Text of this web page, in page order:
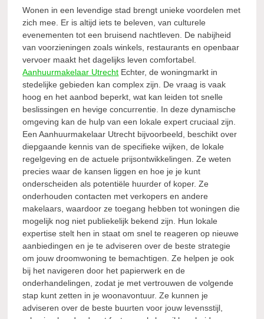
Wonen in een levendige stad brengt unieke voordelen met
zich mee. Er is altijd iets te beleven, van culturele
evenementen tot een bruisend nachtleven. De nabijheid
van voorzieningen zoals winkels, restaurants en openbaar
vervoer maakt het dagelijks leven comfortabel.
Aanhuurmakelaar Utrecht Echter, de woningmarkt in
stedelijke gebieden kan complex zijn. De vraag is vaak
hoog en het aanbod beperkt, wat kan leiden tot snelle
beslissingen en hevige concurrentie. In deze dynamische
omgeving kan de hulp van een lokale expert cruciaal zijn.
Een Aanhuurmakelaar Utrecht bijvoorbeeld, beschikt over
diepgaande kennis van de specifieke wijken, de lokale
regelgeving en de actuele prijsontwikkelingen. Ze weten
precies waar de kansen liggen en hoe je je kunt
onderscheiden als potentiële huurder of koper. Ze
onderhouden contacten met verkopers en andere
makelaars, waardoor ze toegang hebben tot woningen die
mogelijk nog niet publiekelijk bekend zijn. Hun lokale
expertise stelt hen in staat om snel te reageren op nieuwe
aanbiedingen en je te adviseren over de beste strategie
om jouw droomwoning te bemachtigen. Ze helpen je ook
bij het navigeren door het papierwerk en de
onderhandelingen, zodat je met vertrouwen de volgende
stap kunt zetten in je woonavontuur. Ze kunnen je
adviseren over de beste buurten voor jouw levensstijl,